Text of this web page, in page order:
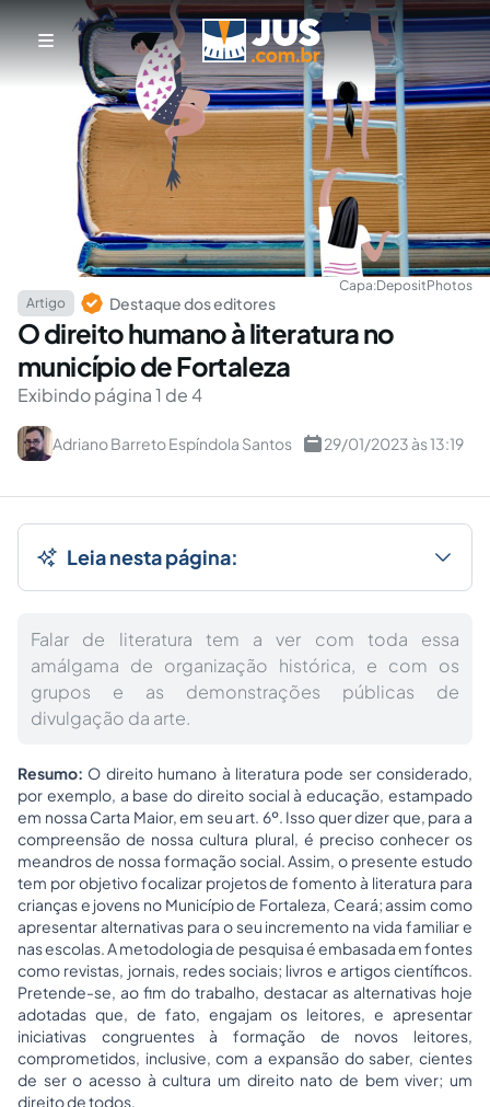
Capa:DepositPhotos
Artigo
Destaque dos editores
O direito humano à literatura no
município de Fortaleza
Exibindo página 1 de 4
Adriano Barreto Espíndola Santos 29/01/2023 às 13:19
Leia nesta página:
Falar de literatura tem a ver com toda essa
amálgama de organização histórica, e com os
grupos e as demonstrações públicas de
divulgação da arte.
Resumo: O direito humano à literatura pode ser considerado,
por exemplo, a base do direito social à educação, estampado
em nossa Carta Maior, em seu art. 6º. Isso quer dizer que, para a
compreensão de nossa cultura plural, é preciso conhecer os
meandros de nossa formação social. Assim, o presente estudo
tem por objetivo focalizar projetos de fomento à literatura para
crianças e jovens no Município de Fortaleza, Ceará; assim como
apresentar alternativas para o seu incremento na vida familiar e
nas escolas. A metodologia de pesquisa é embasada em fontes
como revistas, jornais, redes sociais; livros e artigos científicos.
Pretende-se, ao fim do trabalho, destacar as alternativas hoje
adotadas que, de fato, engajam os leitores, e apresentar
iniciativas congruentes à formação de novos leitores,
comprometidos, inclusive, com a expansão do saber, cientes
de ser o acesso à cultura um direito nato de bem viver; um
direito de todos.